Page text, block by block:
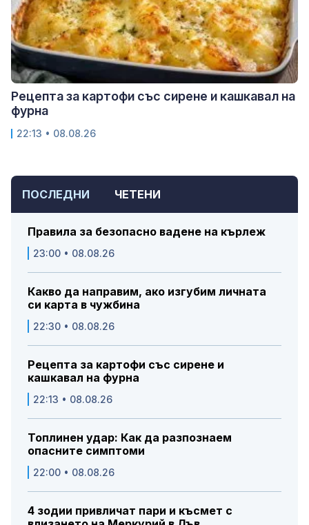
ПОСЛЕДНИ ЧЕТЕНИ
Правила за безопасно вадене на кърлеж
23:00 • 08.08.26
Какво да направим, ако изгубим личната
си карта в чужбина
22:30 • 08.08.26
Рецепта за картофи със сирене и
кашкавал на фурна
22:13 • 08.08.26
Топлинен удар: Как да разпознаем
опасните симптоми
22:00 • 08.08.26
4 зодии привличат пари и късмет с
Рецепта за картофи със сирене и кашкавал на
фурна
22:13 • 08.08.26